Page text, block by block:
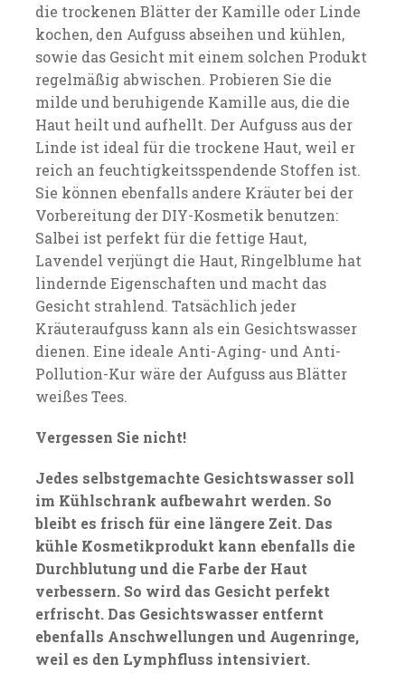
die trockenen Blätter der Kamille oder Linde
kochen, den Aufguss abseihen und kühlen,
sowie das Gesicht mit einem solchen Produkt
regelmäßig abwischen. Probieren Sie die
milde und beruhigende Kamille aus, die die
Haut heilt und aufhellt. Der Aufguss aus der
Linde ist ideal für die trockene Haut, weil er
reich an feuchtigkeitsspendende Stoffen ist.
Sie können ebenfalls andere Kräuter bei der
Vorbereitung der DIY-Kosmetik benutzen:
Salbei ist perfekt für die fettige Haut,
Lavendel verjüngt die Haut, Ringelblume hat
lindernde Eigenschaften und macht das
Gesicht strahlend. Tatsächlich jeder
Kräuteraufguss kann als ein Gesichtswasser
dienen. Eine ideale Anti-Aging- und Anti-
Pollution-Kur wäre der Aufguss aus Blätter
weißes Tees.
Vergessen Sie nicht!
Jedes selbstgemachte Gesichtswasser soll
im Kühlschrank aufbewahrt werden. So
bleibt es frisch für eine längere Zeit. Das
kühle Kosmetikprodukt kann ebenfalls die
Durchblutung und die Farbe der Haut
verbessern. So wird das Gesicht perfekt
erfrischt. Das Gesichtswasser entfernt
ebenfalls Anschwellungen und Augenringe,
weil es den Lymphfluss intensiviert.